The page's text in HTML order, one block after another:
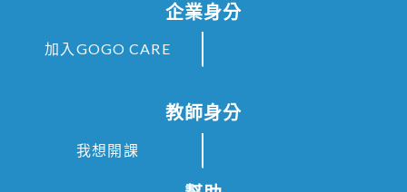
企業身分
加入GOGO CARE
教師身分
我想開課